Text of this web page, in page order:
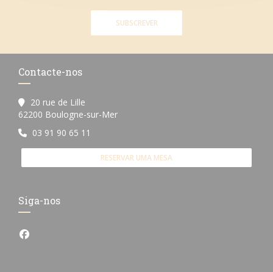
SUBSCREVER
Contacte-nos
20 rue de Lille
62200 Boulogne-sur-Mer((abre numa nova janela))
03 91 90 65 11
RESERVAR UMA MESA
Siga-nos
Facebook ((abre numa nova janela))